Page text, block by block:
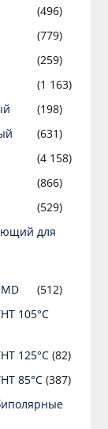
(496)
(779)
(259)
(1 163)
(198)
(631)
(4 158)
(866)
(529)
для
(512)
105°C
125°C(82)
85°C(387)